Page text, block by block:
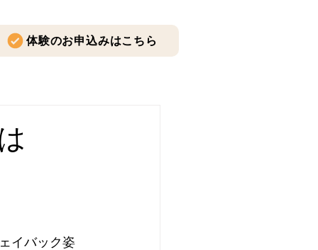
体験のお申込みはこちら
イバック姿